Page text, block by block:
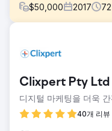
$50,000 2017 72
호주 Burleigh Heads
액세서리를 전문으로 합
솔루션
MNF를 위한 우리의 솔
구축하고 MNF의 온라인
Clixpert Pty Ltd
디지털 마케팅을 더욱
40개 리뷰